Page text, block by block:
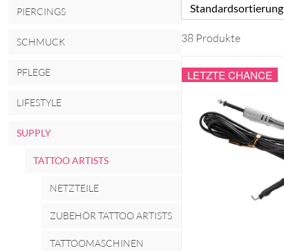
PIERCINGS
SCHMUCK
PFLEGE
LIFESTYLE
SUPPLY
TATTOO ARTISTS
NETZTEILE
ZUBEHÖR TATTOO ARTISTS
TATTOOMASCHINEN
Standardsortierung
38 Produkte
LETZTE CHANCE